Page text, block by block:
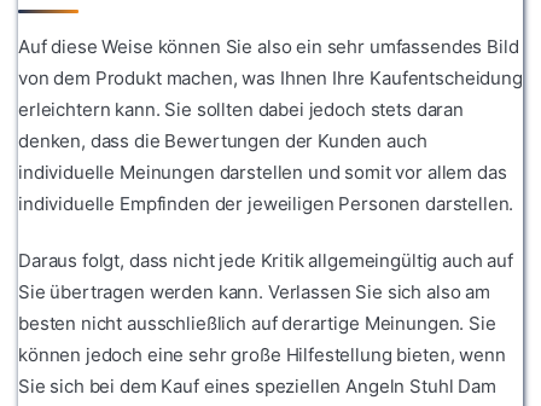
Auf diese Weise können Sie also ein sehr umfassendes Bild
von dem Produkt machen, was Ihnen Ihre Kaufentscheidung
erleichtern kann. Sie sollten dabei jedoch stets daran
denken, dass die Bewertungen der Kunden auch
individuelle Meinungen darstellen und somit vor allem das
individuelle Empfinden der jeweiligen Personen darstellen.
Daraus folgt, dass nicht jede Kritik allgemeingültig auch auf
Sie übertragen werden kann. Verlassen Sie sich also am
besten nicht ausschließlich auf derartige Meinungen. Sie
können jedoch eine sehr große Hilfestellung bieten, wenn
Sie sich bei dem Kauf eines speziellen Angeln Stuhl Dam